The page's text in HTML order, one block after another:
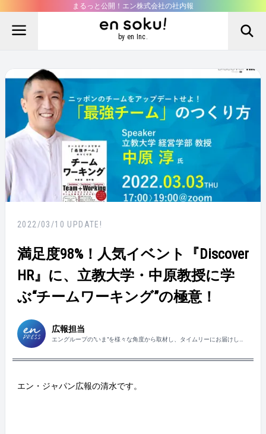
まるっと公開！エン株式会社の社内報
by en Inc.
2022/03/10 UPDATE!
満足度98%！人気イベント『Discover
HR』に、立教大学・中原教授に学
ぶ“チームワーキング”の極意！
広報担当
エングループの"いま"を様々な角度から取材し、タイムリーにお届けしま
エン・ジャパン広報の清水です。